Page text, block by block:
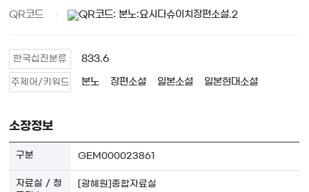
QR코드
한국십진분류 833.6
주제어/키워드 분노 장편소설 일본소설 일본현대소설
소장정보
GEM000023861
[광혜원]종합자료실